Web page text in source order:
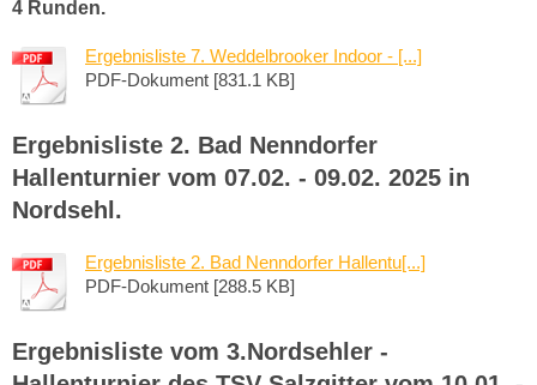
4 Runden.
Ergebnisliste 7. Weddelbrooker Indoor - [...]
PDF-Dokument [831.1 KB]
Ergebnisliste 2. Bad Nenndorfer
Hallenturnier vom 07.02. - 09.02. 2025 in
Nordsehl.
Ergebnisliste 2. Bad Nenndorfer Hallentu[...]
PDF-Dokument [288.5 KB]
Ergebnisliste vom 3.Nordsehler -